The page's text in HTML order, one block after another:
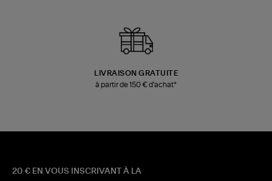
LIVRAISON GRATUITE
à partir de 150 € d'achat*
20 € EN VOUS INSCRIVANT À LA